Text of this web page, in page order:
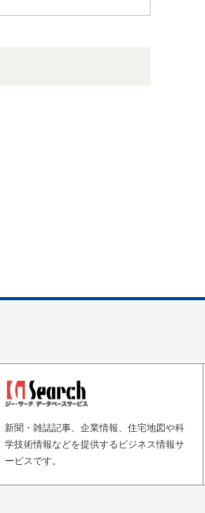
新聞・雑誌記事、企業情報、住宅地図や科
学技術情報などを提供するビジネス情報サ
ービスです。